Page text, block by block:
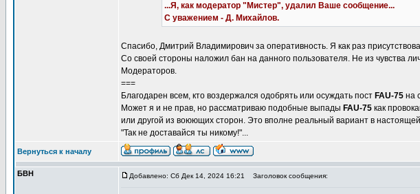
...Я, как модератор "Мистер", удалил Ваше сообщение...
С уважением - Д. Михайлов.
Спасибо, Дмитрий Владимирович за оперативность. Я как раз
Со своей стороны наложил бан на данного пользователя. Не из чувства
Модераторов.
===
Благодарен всем, кто воздержался одобрять или осуждать пост FAU-75 на
Может я и не прав, но рассматриваю подобные выпады FAU-75 как
или другой из воюющих сторон. Это вполне реальный вариант в
"Так не доставайся ты никому!"...
Вернуться к началу
БВН Добавлено: Сб Дек 14, 2024 16:21 Заголовок сообщения: